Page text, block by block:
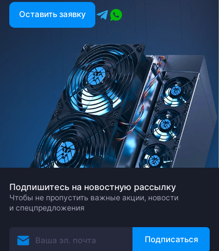
Оставить заявку
Подпишитесь на новостную рассылку
Чтобы не пропустить важные акции, новости
и спецпредложения
Подписаться